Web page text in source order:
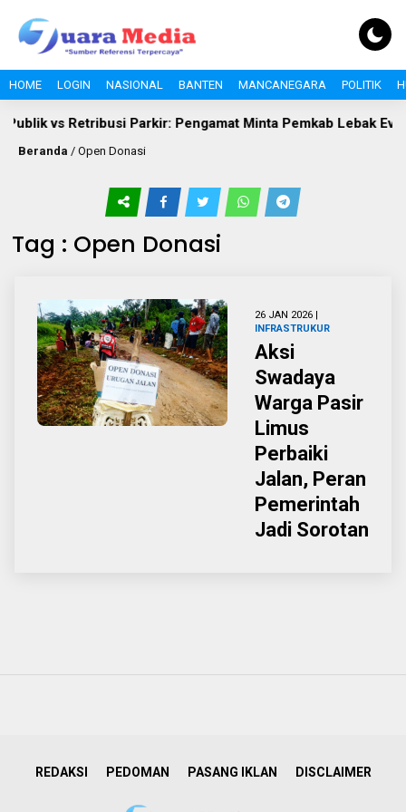
HOME LOGIN NASIONAL BANTEN MANCANEGARA POLITIK
vs Retribusi Parkir: Pengamat Minta Pemkab Lebak
Beranda / Open Donasi
Tag : Open Donasi
26 JAN 2026 |
INFRASTRUKUR
Aksi
Swadaya
Warga Pasir
Limus
Perbaiki
Jalan, Peran
Pemerintah
Jadi Sorotan
REDAKSI PEDOMAN PASANG IKLAN DISCLAIMER